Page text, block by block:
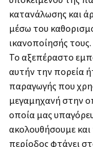
κατανάλωσης και
μέσω του
ικανοποίησής τους.
Το αξεπέραστο
αυτήν την πορεία
παραγωγής που
μεγαμηχανή στην
οποία μας
ακολουθήσουμε
περίοδος φτάνει